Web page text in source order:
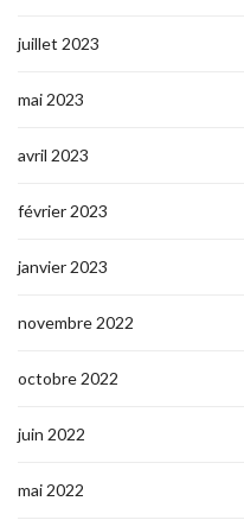
juillet 2023
mai 2023
avril 2023
février 2023
janvier 2023
novembre 2022
octobre 2022
juin 2022
mai 2022